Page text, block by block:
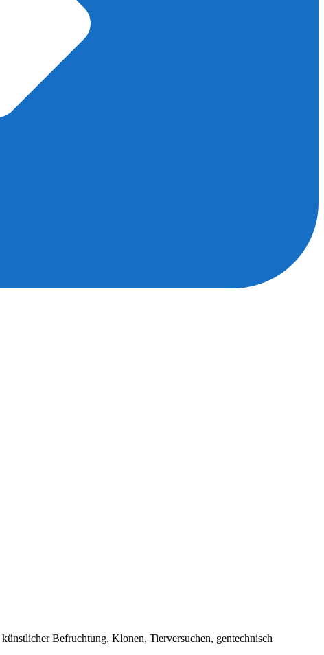
Befruchtung, Klonen, Tierversuchen, gentechnisch